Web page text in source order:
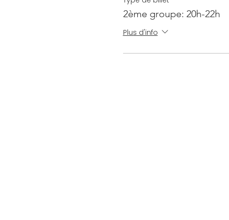
2ème groupe: 20h-22h
Plus d'info